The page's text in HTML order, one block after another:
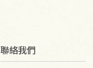
聯絡我們